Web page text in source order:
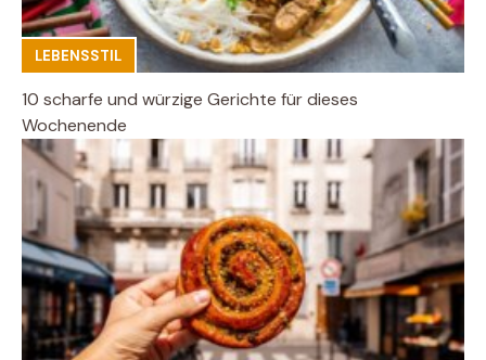
LEBENSSTIL
10 scharfe und würzige Gerichte für dieses
Wochenende